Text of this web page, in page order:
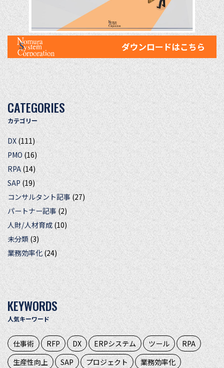
CATEGORIES
カテゴリー
DX(111)
PMO (16)
RPA (14)
SAP(19)
コンサルタント記事 (27)
パートナー記事 (2)
人財/人材育成 (10)
未分類 (3)
業務効率化 (24)
KEYWORDS
人気キーワード
仕事術 RFP DX ERPシステム ツール
RPA
生産性向上
SAP プロジェクト 業務効率化